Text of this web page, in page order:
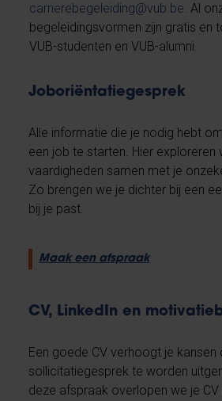
carrierebegeleiding@vub.be. Al
begeleidingsvormen zijn gratis en
VUB-studenten en VUB-alumni.
Joboriëntatiegesprek
Alle informatie die je nodig hebt
een job te starten. Hier exploreren
vaardigheden samen met je
Zo brengen we je dichter bij een
bij je past.
Maak een afspraak
CV, LinkedIn en
Een goede CV verhoogt je
sollicitatiegesprek te worden
deze afspraak overlopen we je CV